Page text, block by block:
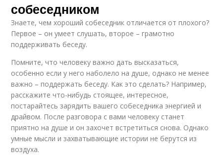
собеседником
Знаете, чем хороший собеседник отличается от плохого?
Первое – он умеет слушать, второе – грамотно
поддерживать беседу.
Помните, что человеку важно дать высказаться,
особенно если у него наболело на душе, однако не менее
важно – поддержать беседу. Как это сделать? Например,
расскажите что-нибудь стоящее, интересное,
постарайтесь зарядить вашего собеседника энергией и
драйвом. После разговора с вами человеку станет
приятно на душе и он захочет встретиться снова. Однако
умные мысли и захватывающие истории не берутся из
воздуха.